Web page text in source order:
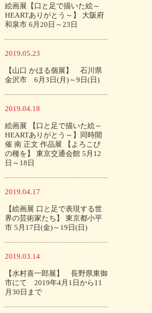
絵画展【口と足で描いた絵～
HEARTありがとう～】 大阪府
和泉市 6月20日～23日
2019.05.23
【山口 かほる個展】 石川県
金沢市 6月3日(月)～9日(日)
2019.04.18
絵画展 【口と足で描いた絵～
HEARTありがとう～】同時開
催 南 正文 作品展 【よろこび
の種を】 東京交通会館 5月12
日～18日
2019.04.17
【絵画展 口と足で表現する世
界の芸術家たち】 東京都小平
市 5月17日(金)～19日(日)
2019.03.14
【水村喜一郎展】 長野県東御
市にて 2019年4月1日から11
月30日まで